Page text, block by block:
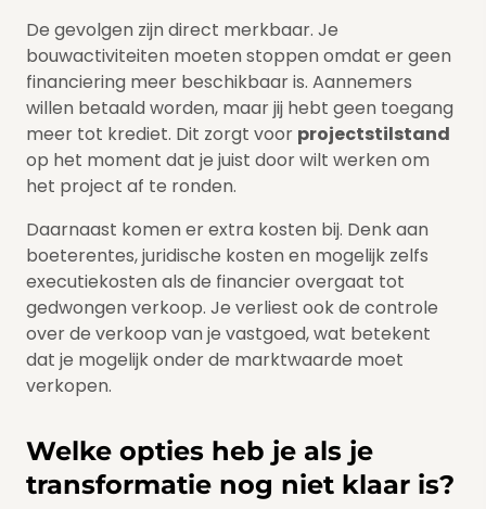
De gevolgen zijn direct merkbaar. Je
bouwactiviteiten moeten stoppen omdat er geen
financiering meer beschikbaar is. Aannemers
willen betaald worden, maar jij hebt geen toegang
meer tot krediet. Dit zorgt voor projectstilstand
op het moment dat je juist door wilt werken om
het project af te ronden.
Daarnaast komen er extra kosten bij. Denk aan
boeterentes, juridische kosten en mogelijk zelfs
executiekosten als de financier overgaat tot
gedwongen verkoop. Je verliest ook de controle
over de verkoop van je vastgoed, wat betekent
dat je mogelijk onder de marktwaarde moet
verkopen.
Welke opties heb je als je
transformatie nog niet klaar is?